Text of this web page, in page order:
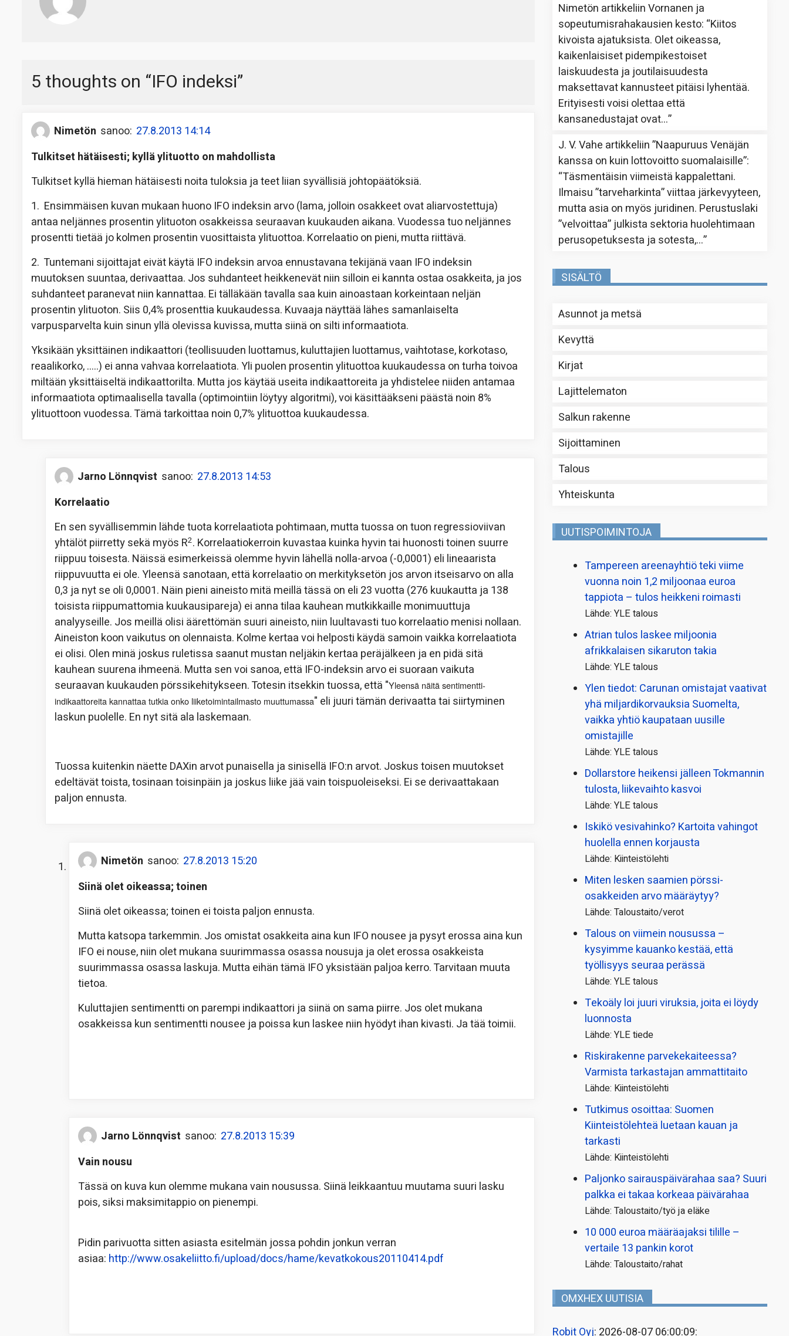
5 thoughts on “IFO indeksi”
Nimetön sanoo: 27.8.2013 14:14
Tulkitset hätäisesti; kyllä ylituotto on mahdollista
Tulkitset kyllä hieman hätäisesti noita tuloksia ja teet liian syvällisiä johtopäätöksiä.
1. Ensimmäisen kuvan mukaan huono IFO indeksin arvo (lama, jolloin osakkeet ovat aliarvostettuja)
antaa neljännes prosentin ylituoton osakkeissa seuraavan kuukauden aikana. Vuodessa tuo neljännes
prosentti tietää jo kolmen prosentin vuosittaista ylituottoa. Korrelaatio on pieni, mutta riittävä.
2. Tuntemani sijoittajat eivät käytä IFO indeksin arvoa ennustavana tekijänä vaan IFO indeksin
muutoksen suuntaa, derivaattaa. Jos suhdanteet heikkenevät niin silloin ei kannta ostaa osakkeita, ja jos
suhdanteet paranevat niin kannattaa. Ei tälläkään tavalla saa kuin ainoastaan korkeintaan neljän
prosentin ylituoton. Siis 0,4% prosenttia kuukaudessa. Kuvaaja näyttää lähes samanlaiselta
varpusparvelta kuin sinun yllä olevissa kuvissa, mutta siinä on silti informaatiota.
Yksikään yksittäinen indikaattori (teollisuuden luottamus, kuluttajien luottamus, vaihtotase, korkotaso,
reaalikorko, …..) ei anna vahvaa korrelaatiota. Yli puolen prosentin ylituottoa kuukaudessa on turha toivoa
miltään yksittäiseltä indikaattorilta. Mutta jos käytää useita indikaattoreita ja yhdistelee niiden antamaa
informaatiota optimaalisella tavalla (optimointiin löytyy algoritmi), voi käsittääkseni päästä noin 8%
ylituottoon vuodessa. Tämä tarkoittaa noin 0,7% ylituottoa kuukaudessa.
Jarno Lönnqvist sanoo: 27.8.2013 14:53
Korrelaatio
En sen syvällisemmin lähde tuota korrelaatiota pohtimaan, mutta tuossa on tuon regressioviivan
yhtälöt piirretty sekä myös R2. Korrelaatiokerroin kuvastaa kuinka hyvin tai huonosti toinen suurre
riippuu toisesta. Näissä esimerkeissä olemme hyvin lähellä nolla-arvoa (-0,0001) eli lineaarista
riippuvuutta ei ole. Yleensä sanotaan, että korrelaatio on merkityksetön jos arvon itseisarvo on alla
0,3 ja nyt se oli 0,0001. Näin pieni aineisto mitä meillä tässä on eli 23 vuotta (276 kuukautta ja 138
toisista riippumattomia kuukausipareja) ei anna tilaa kauhean mutkikkaille monimuuttuja
analyyseille. Jos meillä olisi äärettömän suuri aineisto, niin luultavasti tuo korrelaatio menisi nollaan.
Aineiston koon vaikutus on olennaista. Kolme kertaa voi helposti käydä samoin vaikka korrelaatiota
ei olisi. Olen minä joskus ruletissa saanut mustan neljäkin kertaa peräjälkeen ja en pidä sitä
kauhean suurena ihmeenä. Mutta sen voi sanoa, että IFO-indeksin arvo ei suoraan vaikuta
seuraavan kuukauden pörssikehitykseen. Totesin itsekkin tuossa, että "Yleensä näitä sentimentti-
indikaattoreita kannattaa tutkia onko liiketoimintailmasto muuttumassa" eli juuri tämän derivaatta tai siirtyminen
laskun puolelle. En nyt sitä ala laskemaan.
Tuossa kuitenkin näette DAXin arvot punaisella ja sinisellä IFO:n arvot. Joskus toisen muutokset
edeltävät toista, tosinaan toisinpäin ja joskus liike jää vain toispuoleiseksi. Ei se derivaattakaan
paljon ennusta.
Nimetön sanoo: 27.8.2013 15:20
Siinä olet oikeassa; toinen
Siinä olet oikeassa; toinen ei toista paljon ennusta.
Mutta katsopa tarkemmin. Jos omistat osakkeita aina kun IFO nousee ja pysyt erossa aina kun
IFO ei nouse, niin olet mukana suurimmassa osassa nousuja ja olet erossa osakkeista
suurimmassa osassa laskuja. Mutta eihän tämä IFO yksistään paljoa kerro. Tarvitaan muuta
tietoa.
Kuluttajien sentimentti on parempi indikaattori ja siinä on sama piirre. Jos olet mukana
osakkeissa kun sentimentti nousee ja poissa kun laskee niin hyödyt ihan kivasti. Ja tää toimii.
Jarno Lönnqvist sanoo: 27.8.2013 15:39
Vain nousu
Tässä on kuva kun olemme mukana vain nousussa. Siinä leikkaantuu muutama suuri lasku
pois, siksi maksimitappio on pienempi.
Pidin parivuotta sitten asiasta esitelmän jossa pohdin jonkun verran
asiaa: http://www.osakeliitto.fi/upload/docs/hame/kevatkokous20110414.pdf
Nimetön artikkeliinVornanen ja
sopeutumisrahakausien kesto: “Kiitos
kivoista ajatuksista. Olet oikeassa,
kaikenlaisiset pidempikestoiset
laiskuudesta ja joutilaisuudesta
maksettavat kannusteet pitäisi lyhentää.
Erityisesti voisi olettaa että
kansanedustajat ovat…”
J. V. Vahe artikkeliin”Naapuruus Venäjän
kanssa on kuin lottovoitto suomalaisille”:
“Täsmentäisin viimeistä kappalettani.
Ilmaisu ”tarveharkinta” viittaa järkevyyteen,
mutta asia on myös juridinen. Perustuslaki
”velvoittaa” julkista sektoria huolehtimaan
perusopetuksesta ja sotesta,…”
SISÄLTÖ
Asunnot ja metsä
Kevyttä
Kirjat
Lajittelematon
Salkun rakenne
Sijoittaminen
Talous
Yhteiskunta
UUTISPOIMINTOJA
Tampereen areenayhtiö teki viime
vuonna noin 1,2 miljoonaa euroa
tappiota – tulos heikkeni roimasti
Lähde: YLE talous
Atrian tulos laskee miljoonia
afrikkalaisen sikaruton takia
Lähde: YLE talous
Ylen tiedot: Carunan omistajat vaativat
yhä miljardi­korvauksia Suomelta,
vaikka yhtiö kaupataan uusille
omistajille
Lähde: YLE talous
Dollarstore heikensi jälleen Tokmannin
tulosta, liikevaihto kasvoi
Lähde: YLE talous
Iskikö vesivahinko? Kartoita vahingot
huolella ennen korjausta
Lähde: Kiinteistölehti
Miten lesken saamien pörssi­
osakkeiden arvo määräytyy?
Lähde: Taloustaito/verot
Talous on viimein nousussa –
kysyimme kauanko kestää, että
työllisyys seuraa perässä
Lähde: YLE talous
Tekoäly loi juuri viruksia, joita ei löydy
luonnosta
Lähde: YLE tiede
Riskirakenne parvekekaiteessa?
Varmista tarkastajan ammattitaito
Lähde: Kiinteistölehti
Tutkimus osoittaa: Suomen
Kiinteistölehteä luetaan kauan ja
tarkasti
Lähde: Kiinteistölehti
Paljonko sairauspäivä­rahaa saa? Suuri
palkka ei takaa korkeaa päivärahaa
Lähde: Taloustaito/työ ja eläke
10 000 euroa määräajaksi tilille –
vertaile 13 pankin korot
Lähde: Taloustaito/rahat
OMXHEX UUTISIA
Robit Oyj: 2026-08-07 06:00:09: